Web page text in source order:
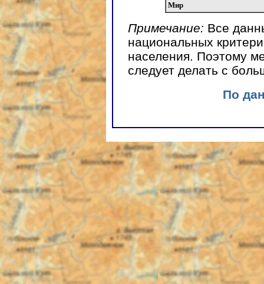
Мир
Примечание: Все
национальных
населения. Поэтому
следует делать с
По